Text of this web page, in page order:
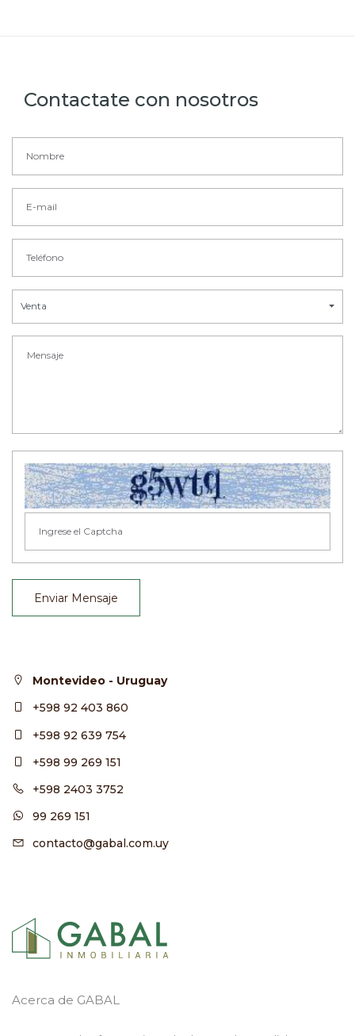
Contactate con nosotros
Venta
Enviar Mensaje
Montevideo - Uruguay
+598 92 403 860
+598 92 639 754
+598 99 269 151
+598 2403 3752
99 269 151
contacto@gabal.com.uy
Acerca de GABAL